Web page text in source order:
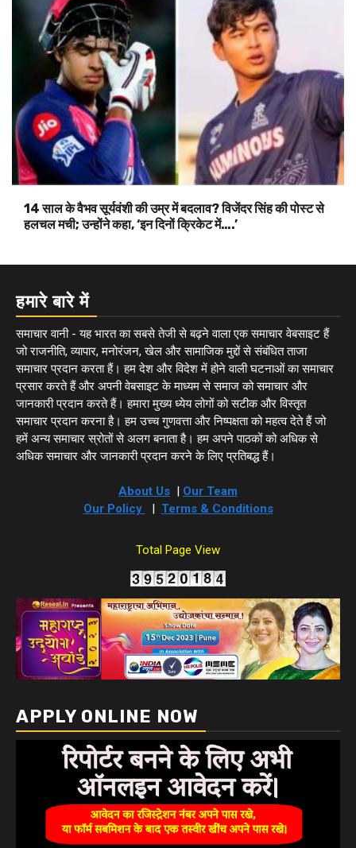
14 साल के वैभव सूर्यवंशी की उम्र में बदलाव? विजेंदर सिंह की पोस्ट से
हलचल मची; उन्होंने कहा, ‘इन दिनों क्रिकेट में….’
हमारे बारे में
समाचार वानी - यह भारत का सबसे तेजी से बढ़ने वाला एक समाचार वेबसाइट हैं
जो राजनीति, व्यापार, मनोरंजन, खेल और सामाजिक मुद्दों से संबंधित ताजा
समाचार प्रदान करता हैं। हम देश और विदेश में होने वाली घटनाओं का समाचार
प्रसार करते हैं और अपनी वेबसाइट के माध्यम से समाज को समाचार और
जानकारी प्रदान करते हैं। हमारा मुख्य ध्येय लोगों को सटीक और विस्तृत
समाचार प्रदान करना है। हम उच्च गुणवत्ता और निष्पक्षता को महत्व देते हैं जो
हमें अन्य समाचार स्रोतों से अलग बनाता है। हम अपने पाठकों को अधिक से
अधिक समाचार और जानकारी प्रदान करने के लिए प्रतिबद्ध हैं।
About Us | Our Team
Our Policy
| Terms & Conditions
Total Page View
APPLY ONLINE NOW